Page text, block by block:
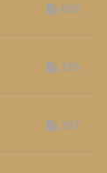
658
276
267